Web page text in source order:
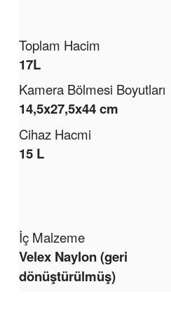
Toplam Hacim
17L
Kamera Bölmesi Boyutları
14,5x27,5x44 cm
Cihaz Hacmi
15 L
İç Malzeme
Velex Naylon (geri
dönüştürülmüş)